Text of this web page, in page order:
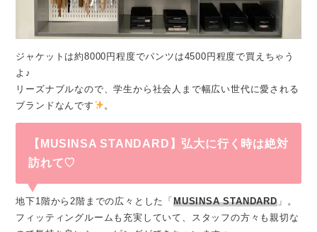
ジャケットは約8000円程度でパンツは4500円程度で買えちゃう
よ♪
リーズナブルなので、学生から社会人まで幅広い世代に愛される
ブランドなんです
。
【MUSINSA STANDARD】弘大に行く時は絶対
訪れて♡
地下1階から2階までの広々とした「 MUSINSA STANDARD」。
フィッティングルームも充実していて、スタッフの方々も親切な